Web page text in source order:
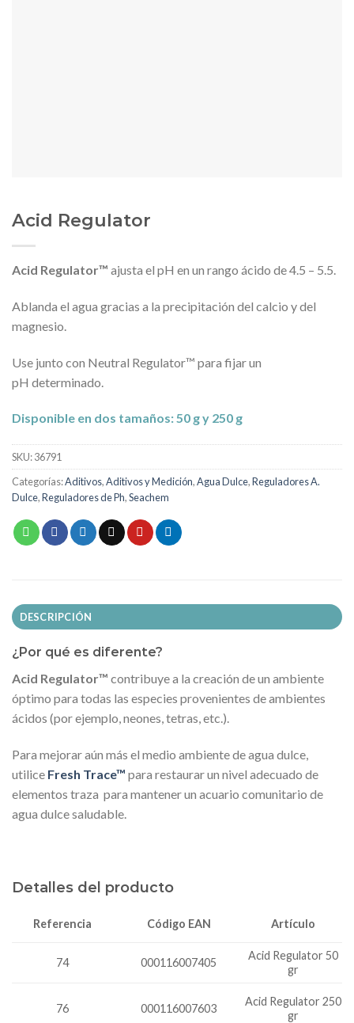
Acid Regulator
Acid Regulator™ ajusta el pH en un rango ácido de 4.5 – 5.5.
Ablanda el agua gracias a la precipitación del calcio y del
magnesio.
Use junto con Neutral Regulator™ para fijar un
pH determinado.
Disponible en dos tamaños: 50 g y 250 g
SKU:36791
Categorías:Aditivos,Aditivos y Medición,Agua Dulce,Reguladores A.
Dulce,Reguladores de Ph,Seachem
DESCRIPCIÓN
¿Por qué es diferente?
Acid Regulator™ contribuye a la creación de un ambiente
óptimo para todas las especies provenientes de ambientes
ácidos (por ejemplo, neones, tetras, etc.).
Para mejorar aún más el medio ambiente de agua dulce,
utilice Fresh Trace™ para restaurar un nivel adecuado de
elementos traza para mantener un acuario comunitario de
agua dulce saludable.
Detalles del producto
Referencia Código EAN Artículo
74 000116007405
Acid Regulator 50
gr
76 000116007603
Acid Regulator 250
gr